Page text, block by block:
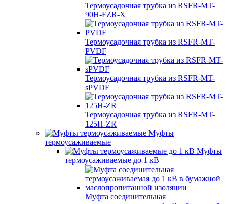
Термоусадочная трубка из RSFR-MT-
90H-FZR-X
Термоусадочная трубка из RSFR-MT-
PVDF
Термоусадочная трубка из RSFR-MT-
sPVDF
Термоусадочная трубка из RSFR-MT-
125H-ZR
Муфты
термоусаживаемые
Муфты
термоусаживаемые до 1 кВ
Муфта соединительная